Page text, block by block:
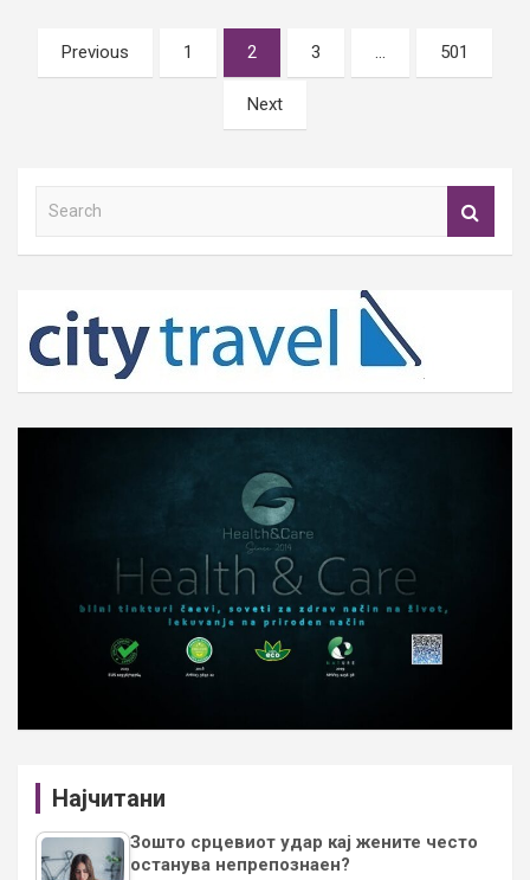
Posts
pagination
Previous 1 2 3 … 501
Next
h
Најчитани
Зошто срцевиот удар кај жените често
останува непрепознаен?